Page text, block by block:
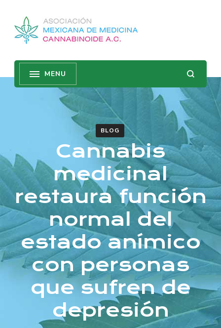
BLOG
Cannabis
medicinal
restaura función
normal del
estado anímico
con personas
que sufren de
depresión